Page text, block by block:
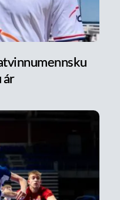
ár